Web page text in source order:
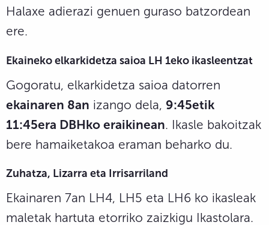
Halaxe adierazi genuen guraso batzordean
ere.
Ekaineko elkarkidetza saioa LH 1eko ikasleentzat
Gogoratu, elkarkidetza saioa datorren
ekainaren 8an izango dela, 9:45etik
11:45era DBHko eraikinean. Ikasle bakoitzak
bere hamaiketakoa eraman beharko du.
Zuhatza, Lizarra eta Irrisarriland
Ekainaren 7an LH4, LH5 eta LH6 ko ikasleak
maletak hartuta etorriko zaizkigu Ikastolara.